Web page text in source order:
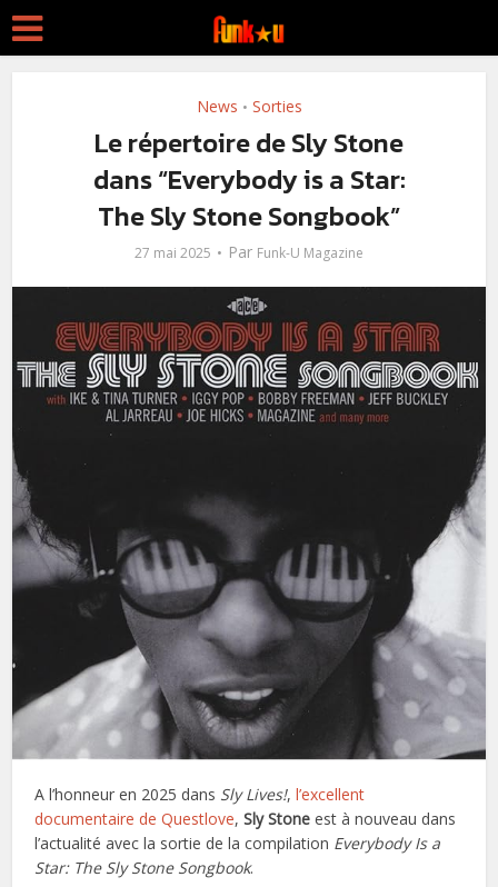
News • Sorties
Le répertoire de Sly Stone
dans “Everybody is a Star:
The Sly Stone Songbook”
27 mai 2025 Par Funk-U Magazine
A l’honneur en 2025 dans Sly Lives!,l’excellent
documentaire de Questlove,Sly Stone est à nouveau dans
l’actualité avec la sortie de la compilation Everybody Is a
Star: The Sly Stone Songbook.